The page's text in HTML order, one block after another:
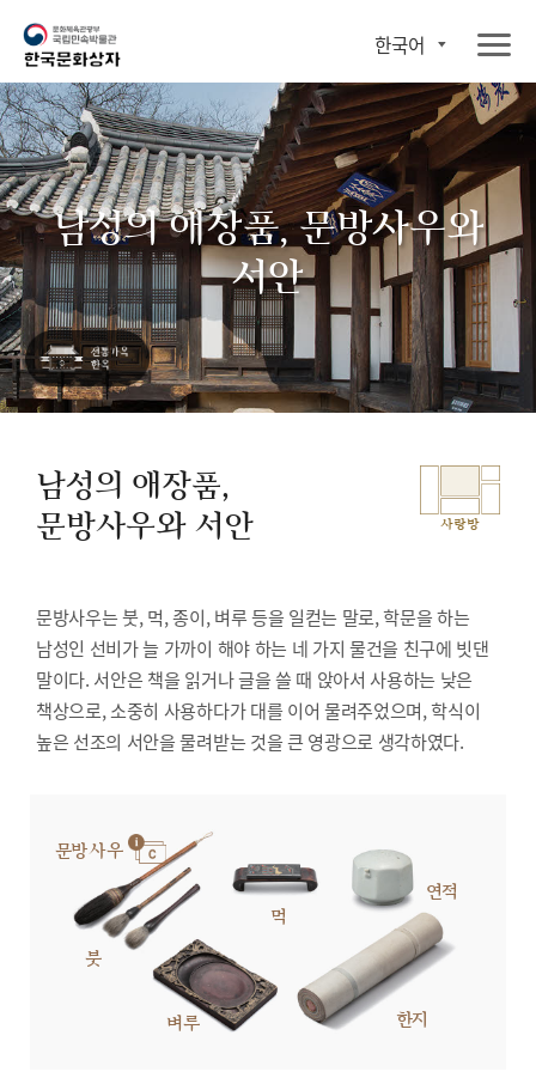
한국어
남성의 애장품, 문방사우와
서안
남성의 애장품,
문방사우와 서안
사랑방
문방사우는 붓, 먹, 종이, 벼루 등을 일컫는 말로, 학문을 하는
남성인 선비가 늘 가까이 해야 하는 네 가지 물건을 친구에 빗댄
말이다. 서안은 책을 읽거나 글을 쓸 때 앉아서 사용하는 낮은
책상으로, 소중히 사용하다가 대를 이어 물려주었으며, 학식이
높은 선조의 서안을 물려받는 것을 큰 영광으로 생각하였다.
문방사우
붓
먹
연적
벼루 한지